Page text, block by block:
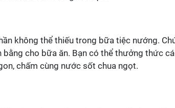
không thể thiếu trong bữa tiệc nướng.
cho bữa ăn. Bạn có thể thưởng thức
chấm cùng nước sốt chua ngọt.